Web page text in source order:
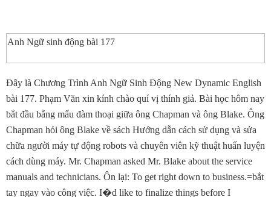
Anh Ngữ sinh động bài 177
Ðây là Chương Trình Anh Ngữ Sinh Ðộng New Dynamic English
bài 177. Phạm Văn xin kính chào quí vị thính giả. Bài học hôm nay
bắt đầu bằng mẩu đàm thoại giữa ông Chapman và ông Blake. Ông
Chapman hỏi ông Blake về sách Hướng dẫn cách sử dụng và sửa
chữa người máy tự động robots và chuyên viên kỹ thuật huấn luyện
cách dùng máy. Mr. Chapman asked Mr. Blake about the service
manuals and technicians. Ôn lại: To get right down to business.=bắt
tay ngay vào công việc. I�d like to finalize things before I